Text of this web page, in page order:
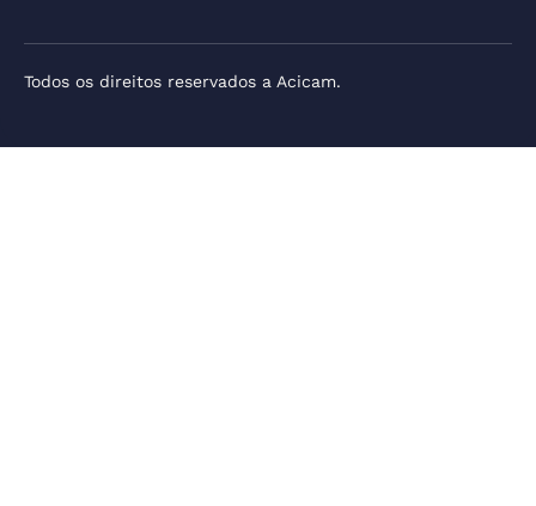
Todos os direitos reservados a Acicam.